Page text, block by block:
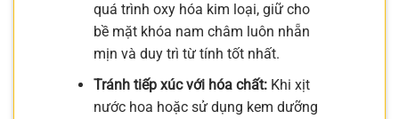
quá trình oxy hóa kim loại, giữ cho
bề mặt khóa nam châm luôn nhẵn
mịn và duy trì từ tính tốt nhất.
Tránh tiếp xúc với hóa chất:Khi xịt
nước hoa hoặc sử dụng kem dưỡng